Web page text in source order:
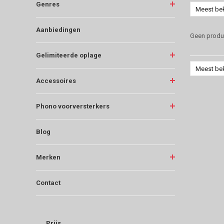
Genres
Aanbiedingen
Gelimiteerde oplage
Accessoires
Phono voorversterkers
Blog
Merken
Contact
Meest
Geen
Meest